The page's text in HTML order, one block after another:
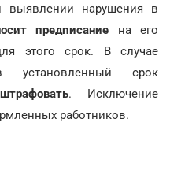
выявлении нарушения в
предписание на его
этого срок. В случае
установленный срок
. Исключение
работников.